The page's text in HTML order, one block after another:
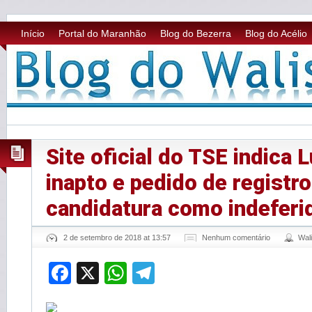
Início Portal do Maranhão Blog do Bezerra Blog do Acélio
Site oficial do TSE indica
inapto e pedido de
candidatura como
2 de setembro de 2018 at 13:57 Nenhum comentário
Facebook
X WhatsApp